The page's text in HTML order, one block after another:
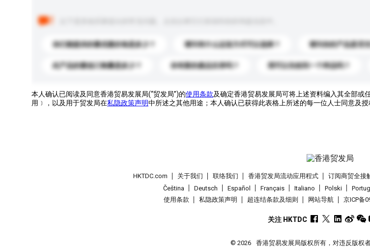
你们能提供的最优惠价格是多少？ 请问有什么运送方式可以选择？ 请问你的产品是否
此产品的最低订购量是多少？ 你有新的產品目录吗？ 我可以先收到一个样品吗？
本人确认已阅读及同意香港贸易发展局(“贸发局”)的使用条款及确定香港贸易发展局可将上述资料编入其全部或
用﹞，以及用于贸发局在私隐政策声明中所述之其他用途；本人确认已获得此表格上所述的每一位人士同意及
HKTDC.com 关于我们 联络我们 香港贸发局流动应用程式 订阅商贸全接
Čeština
Deutsch Español Français Italiano Polski
使用条款
私隐政策声明 超连结条款及细则 网站导航 京ICP备
关注 HKTDC
© 2026 香港贸易发展局版权所有，对违反版权